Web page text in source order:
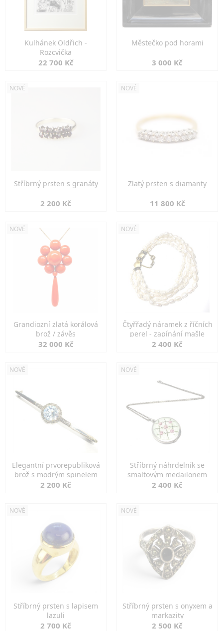
Kulhánek Oldřich -
Rozcvička
22 700 Kč
Městečko pod horami
3 000 Kč
NOVÉ
Stříbrný prsten s granáty
2 200 Kč
NOVÉ
Zlatý prsten s diamanty
11 800 Kč
NOVÉ
Grandiozní zlatá korálová
brož / závěs
32 000 Kč
NOVÉ
Čtyřřadý náramek z říčních
perel - zapínání mašle
2 400 Kč
NOVÉ
Elegantní prvorepubliková
brož s modrým spinelem
2 200 Kč
NOVÉ
Stříbrný náhrdelník se
smaltovým medailonem
2 400 Kč
NOVÉ
Stříbrný prsten s lapisem
lazuli
2 700 Kč
NOVÉ
Stříbrný prsten s onyxem a
markazity
2 500 Kč